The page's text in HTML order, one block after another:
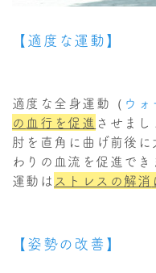
【適度な運動】
適度な全身運動（ ウ
の血行を促進 させまし
肘を直角に曲げ前後
わりの血流を促進でき
運動は ストレスの解消
【姿勢の改善】